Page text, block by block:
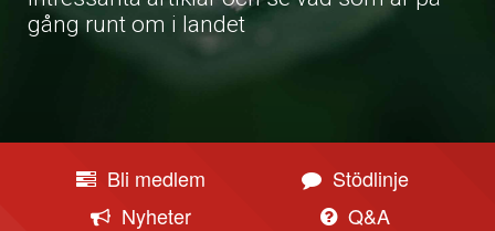
gång runt om i landet
Bli medlem
Stödlinje
Nyheter
Q&A